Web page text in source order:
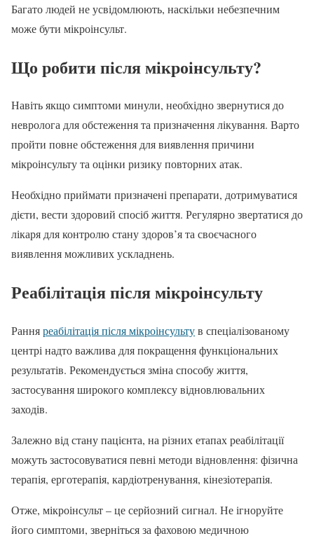
Багато людей не усвідомлюють, наскільки небезпечним
може бути мікроінсульт.
Що робити після мікроінсульту?
Навіть якщо симптоми минули, необхідно звернутися до
невролога для обстеження та призначення лікування. Варто
пройти повне обстеження для виявлення причини
мікроінсульту та оцінки ризику повторних атак.
Необхідно приймати призначені препарати, дотримуватися
дієти, вести здоровий спосіб життя. Регулярно звертатися до
лікаря для контролю стану здоров’я та своєчасного
виявлення можливих ускладнень.
Реабілітація після мікроінсульту
Ранняреабілітація після мікроінсультув спеціалізованому
центрі надто важлива для покращення функціональних
результатів. Рекомендується зміна способу життя,
застосування широкого комплексу відновлювальних
заходів.
Залежно від стану пацієнта, на різних етапах реабілітації
можуть застосовуватися певні методи відновлення: фізична
терапія, ерготерапія, кардіотренування, кінезіотерапія.
Отже, мікроінсульт – це серйозний сигнал. Не ігноруйте
його симптоми, зверніться за фаховою медичною